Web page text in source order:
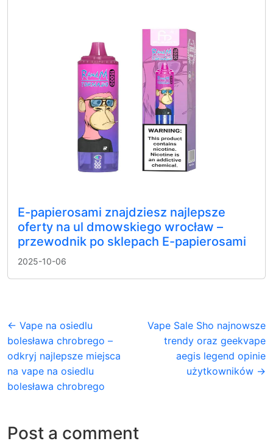
E-papierosami znajdziesz najlepsze
oferty na ul dmowskiego wrocław –
przewodnik po sklepach E-papierosami
2025-10-06
← Vape na osiedlu
bolesława chrobrego –
odkryj najlepsze miejsca
na vape na osiedlu
bolesława chrobrego
Vape Sale Sho najnowsze
trendy oraz geekvape
aegis legend opinie
użytkowników →
Post a comment